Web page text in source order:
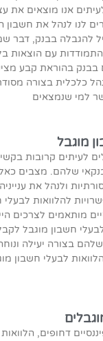
אנו מוצאים את
לנו לנהל את חשבון
להגבלה בבנק,
עם הוצאות
בבנק בהוראת קבע
כלכלית בצורה
למי שנמצאים
מוגבל
לעיתים קרובות
שלהם. מצבים
ולנהל את
להלוואות לבעלי
מותאמים לצרכים
חשבון מוגבל
בצורה יעילה
לבעלי חשבון
דחופים, הלוואות